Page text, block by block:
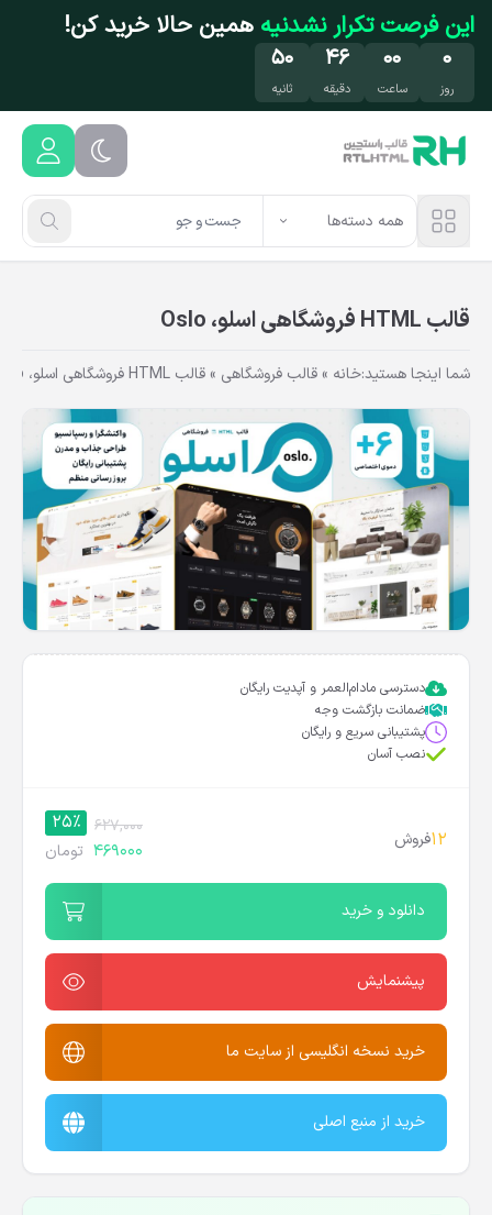
رفتن به محتوای اصلی
این فرصت تکرار نشدنیه همین حالا خرید کن!
۰
روز
۰۰
ساعت
۴۶
دقیقه
۴۹
ثانیه
همه دسته‌ها
قالب‌ HTML فروشگاهی اسلو، Oslo
شما اینجا هستید:خانه »قالب فروشگاهی »قالب‌ HTML فروشگاهی اسلو، Oslo
دسترسی مادام‌العمر و آپدیت رایگان
ضمانت بازگشت وجه
پشتیبانی سریع و رایگان
نصب آسان
12فروش
627,000
25%
469000 تومان
دانلود و خرید
پیشنمایش
خرید نسخه انگلیسی از سایت ما
خرید از منبع اصلی